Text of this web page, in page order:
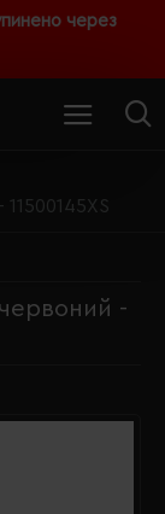
через
-